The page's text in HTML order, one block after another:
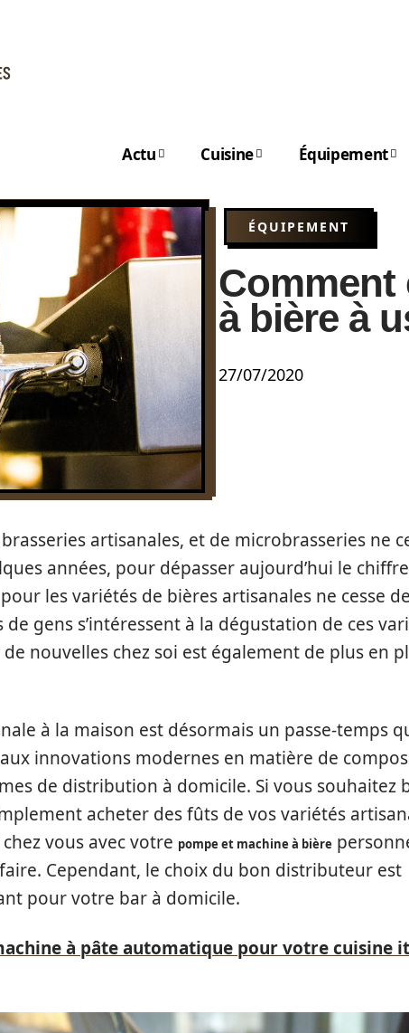
Actu Cuisine Équipement
ÉQUIPEMENT
Comment
à bière à
27/07/2020
artisanales, et de microbrasseries ne
années, pour dépasser aujourd’hui le
les variétés de bières artisanales ne cesse
gens s’intéressent à la dégustation de ces
de nouvelles chez soi est également de plus en
à la maison est désormais un passe-temps
innovations modernes en matière de
de distribution à domicile. Si vous souhaitez
acheter des fûts de vos variétés
vous avec votre pompe et machine à bière
Cependant, le choix du bon distributeur est
pour votre bar à domicile.
à pâte automatique pour votre cuisine